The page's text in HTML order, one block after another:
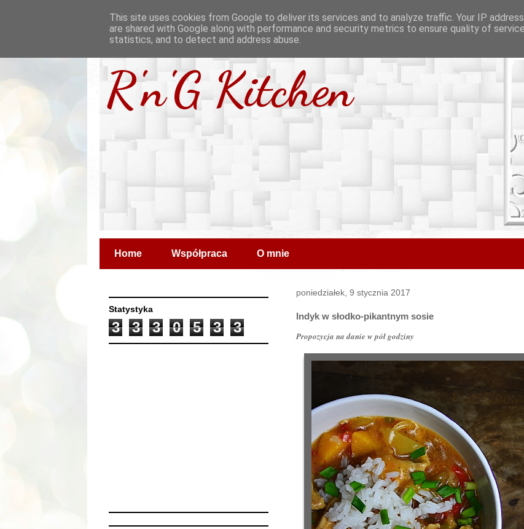
R'n'G Kitchen
Home Współpraca O mnie
poniedziałek, 9 stycznia 2017
Indyk w słodko-pikantnym sosie
Propozycja na danie w pół godziny
Statystyka
3 3 3 0 5 3 3
This site uses cookies from Google to deliver its services and to analyze traffic. Your IP
are shared with Google along with performance and security metrics to ensure quality of
statistics, and to detect and address abuse.